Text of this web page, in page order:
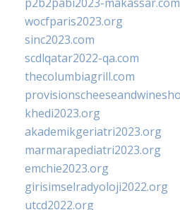
wocfparis2023.org
sinc2023.com
scdlqatar2022-qa.com
thecolumbiagrill.com
khedi2023.org
akademikgeriatri2023.org
marmarapediatri2023.org
emchie2023.org
girisimselradyoloji2022.org
utcd2022.org